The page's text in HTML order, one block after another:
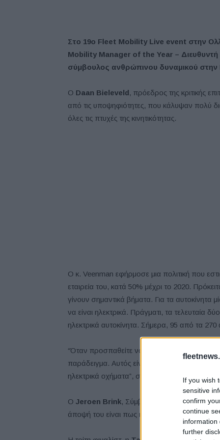
If you wish
sensitive
confirm
continue
information
further
Στο 19ο Fleet Mobility Live event στην
Mobility Manager of the Year – Διευθυντή
σύμβουλος ανθρώπινου δυναμικού στην
Ο Daan Bieleveld, πρόεδρος της κριτικής
από τις υποψηφιότητες, που κάλυψαν πολύ
όλες τις πτυχές της κινητικότητας.
Ο κ. Veenman εφήρμοσε μια πολιτική που
εταιρεία του, κατά 50% μέχρι το 2020.
γίνουν σημαντικά βήματα. Για τα
να είναι ηλεκτρικά. Πράγματι, τα τελευταία
ηλεκτρικά αυτοκίνητα. Σήμερα, 95 από τα 270
“Όταν προσπαθείτε να εφαρμόσετε μια τόσο
παράδειγμα. Αυτός είναι ο λόγος για τον
ηλεκτρικά οχήματα”, σχολίασε ο κ. Veenman.
Ο Jeroen Brink, Σύμβουλος κινητικότητας
άποψή του είναι πως η κύρια πρόκληση